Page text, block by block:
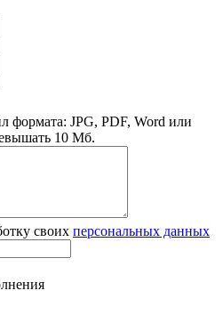
формата: JPG, PDF, Word или
10 Мб.
своих персональных данных